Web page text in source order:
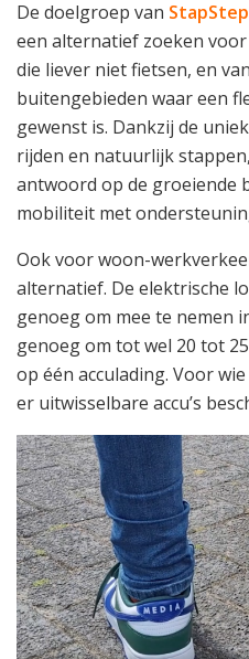
De doelgroep van StapStep
een alternatief zoeken
die liever niet fietsen, en
buitengebieden waar een
gewenst is. Dankzij de
rijden en natuurlijk
antwoord op de groeiende
mobiliteit met
Ook voor woon-
alternatief. De elektrische
genoeg om mee te nemen
genoeg om tot wel 20 tot
op één acculading. Voor
er uitwisselbare accu’s